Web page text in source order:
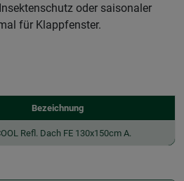
oder saisonaler
für Klappfenster.
Bezeichnung
Refl. Dach FE 130x150cm A.